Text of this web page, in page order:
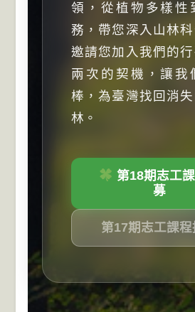
領，從植物多樣性
務，帶您深入山林科
邀請您加入我們的
兩次的契機，讓我
棒，為臺灣找回消
林。
第18期志工
募
第17期志工課